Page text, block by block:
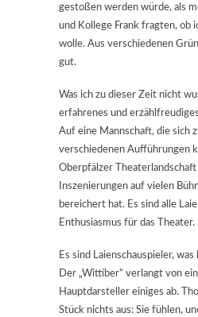
gestoßen werden würde, als
und Kollege Frank fragten, ob
wolle. Aus verschiedenen
gut.
Was ich zu dieser Zeit nicht
erfahrenes und
Auf eine Mannschaft, die sich
verschiedenen Aufführungen
Oberpfälzer
Inszenierungen auf vielen
bereichert hat. Es sind alle
Enthusiasmus für das Theater.
Es sind Laienschauspieler,
Der „Wittiber“ verlangt von
Hauptdarsteller einiges ab.
Stück nichts aus: Sie fühlen,